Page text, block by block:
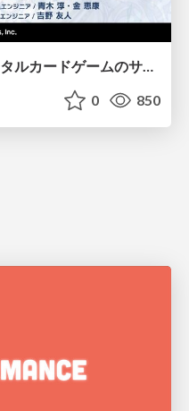
【CEDEC2026】次世代デジタルカードゲームのサーバー設計と運用 〜『Shadowverse: Worlds Beyond』の舞台裏～
0 850